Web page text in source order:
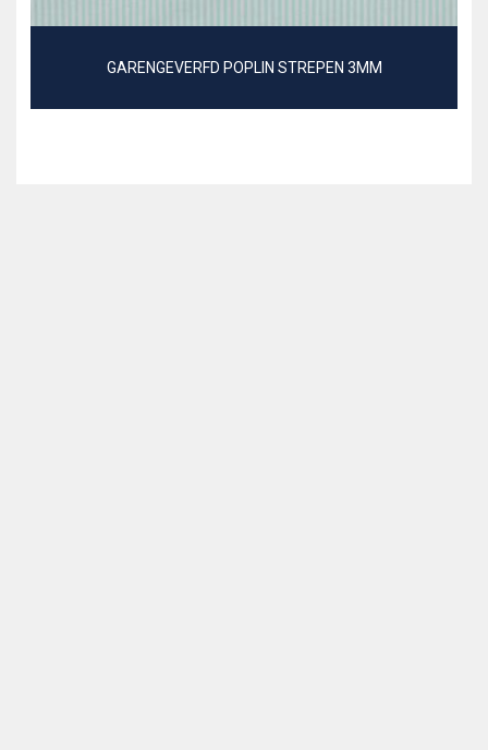
GARENGEVERFD POPLIN STREPEN 3MM